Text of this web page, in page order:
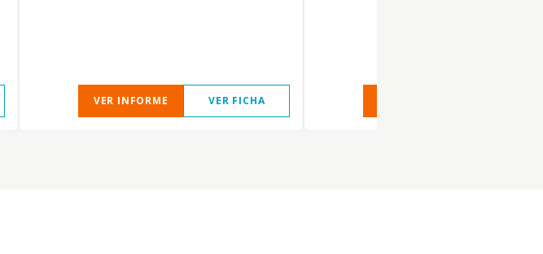
VER INFORME VER FICHA